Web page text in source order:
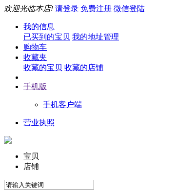
欢迎光临本店! 请登录 免费注册 微信登陆
我的信息
已买到的宝贝 我的地址管理
购物车
收藏夹
收藏的宝贝 收藏的店铺
手机版
手机客户端
营业执照
宝贝
店铺